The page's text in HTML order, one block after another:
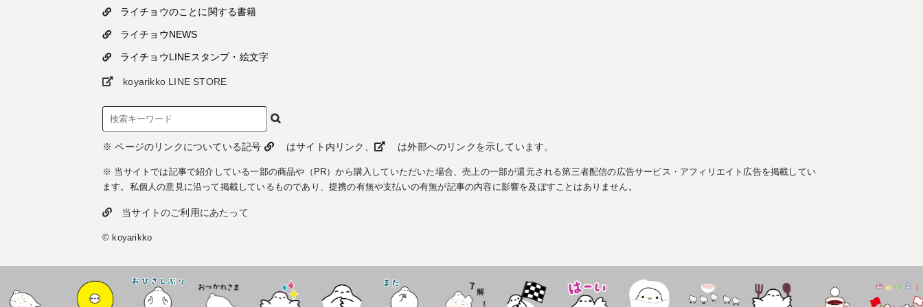
ライチョウのことに関する書籍
ライチョウNEWS
ライチョウLINEスタンプ・絵文字
koyarikko LINE STORE
※ ページのリンクについている記号 はサイト内リンク、 は外部へのリンクを示しています。
※ 当サイトでは記事で紹介している一部の商品や（PR）から購入していただいた場合、売上の一部が還元される第三者配信の広告サービス・アフィリエイト広告を掲載してい
ます。私個人の意見に沿って掲載しているものであり、提携の有無や支払いの有無が記事の内容に影響を及ぼすことはありません。
当サイトのご利用にあたって
© koyarikko